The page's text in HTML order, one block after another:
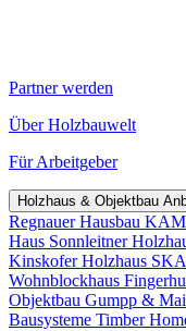
Partner werden
Über Holzbauwelt
Für Arbeitgeber
Holzhaus & Objektbau
Regnauer Hausbau
Haus Sonnleitner
Kinskofer Holzhaus
Wohnblockhaus
Objektbau Gumpp &
Bausysteme Timber